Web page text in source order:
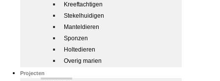
Kreeftachtigen
Stekelhuidigen
Manteldieren
Sponzen
Holtedieren
Overig marien
Projecten